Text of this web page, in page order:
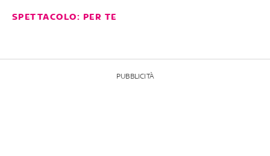
SPETTACOLO: PER TE
PUBBLICITÀ